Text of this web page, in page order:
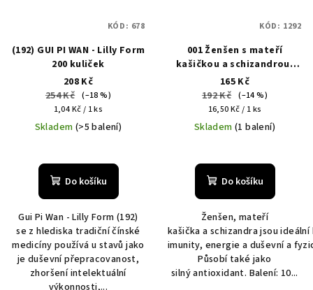
(192) GUI PI WAN - Lilly Form
200 kuliček
208 Kč
254 Kč (–18 %)
Měrná
cena:
1,04 Kč / 1 ks
Skladem (>5 balení)
hodnocení
produktu
z
5
hvězdiček.
Do košíku
Gui Pi Wan - Lilly Form (192)
se z hlediska tradiční čínské
medicíny používá u stavů jako
je duševní přepracovanost,
zhoršení intelektuální
výkonnosti,...
KÓD: 678
001 Ženšen s mateří
kašičkou a schizandrou-
Ginseng Jel 10x10 ml
165 Kč
192 Kč (–14 %)
Měrná
cena:
16,50 Kč / 1 ks
Skladem(1 balení)
hodnocení
produktu
z
5
hvězdiček.
Do košíku
Ženšen, mateří
kašička a schizandra jsou
imunity, energie a duševní a
Působí také jako
silný antioxidant. Balení: 10...
KÓD: 1292